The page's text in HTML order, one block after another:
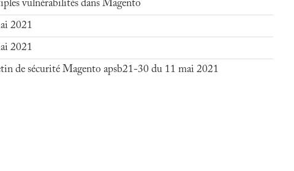
vulnérabilités dans Magento
2021
2021
de sécurité Magento apsb21-30 du 11 mai 2021